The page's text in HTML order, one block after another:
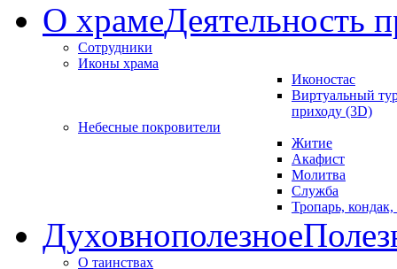
О храмеДеятельность
Сотрудники
Иконы храма
Иконостас
Виртуальный
приходу (3D)
Небесные покровители
Житие
Акафист
Молитва
Служба
Тропарь,
Духовнополезное
О таинствах